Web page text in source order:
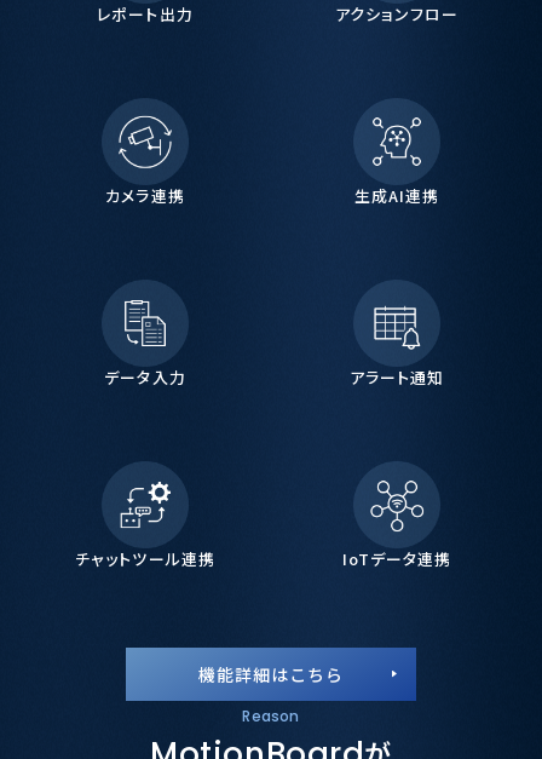
レポート出力 アクションフロー
カメラ連携 生成AI連携
データ入力 アラート通知
チャットツール連携 IoTデータ連携
機能詳細はこちら
Reason